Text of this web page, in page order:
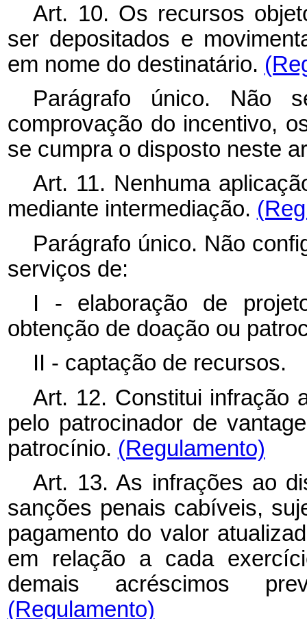
Art. 10. Os recursos
ser depositados e
em nome do destinatário.
Parágrafo único. Não
comprovação do incentivo,
se cumpra o disposto neste
Art. 11. Nenhuma
mediante intermediação.
Parágrafo único. Não
serviços de:
I - elaboração de
obtenção de doação ou
II - captação de recursos.
Art. 12. Constitui infração
pelo patrocinador de
patrocínio. (Regulamento)
Art. 13. As infrações ao
sanções penais cabíveis,
pagamento do valor
em relação a cada
demais acréscimos
(Regulamento)